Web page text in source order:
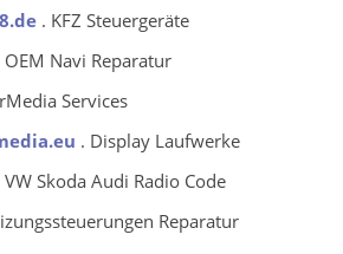
. KFZ Steuergeräte
OEM Navi Reparatur
Services
. Display Laufwerke
VW Skoda Audi Radio Code
Reparatur